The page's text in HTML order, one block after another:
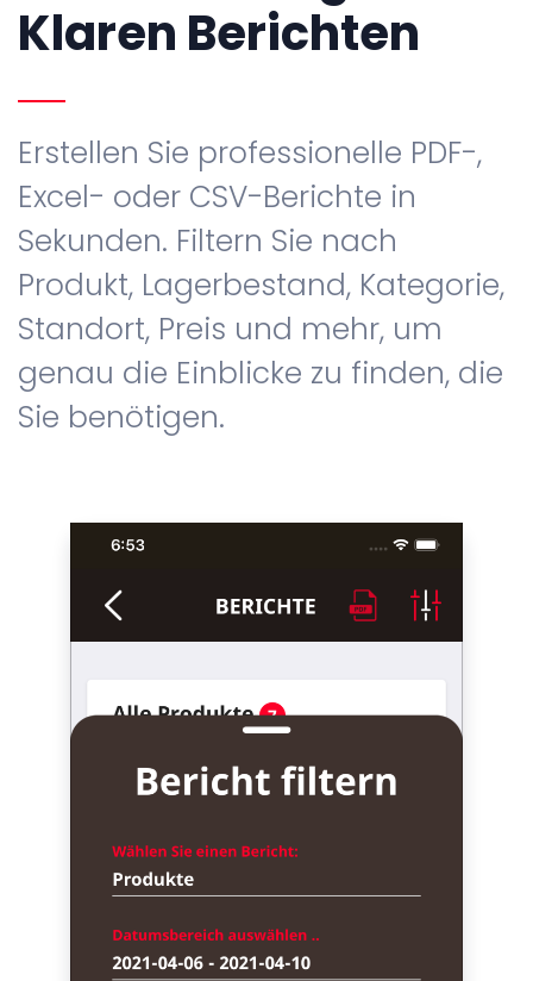
Klaren Berichten
Erstellen Sie professionelle PDF-,
Excel- oder CSV-Berichte in
Sekunden. Filtern Sie nach
Produkt, Lagerbestand, Kategorie,
Standort, Preis und mehr, um
genau die Einblicke zu finden, die
Sie benötigen.